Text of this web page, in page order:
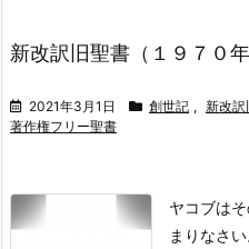
新改訳旧聖書（１９７０
2021年3月1日 創世記 , 新改訳
著作権フリー聖書
ヤコブは
まりなさ